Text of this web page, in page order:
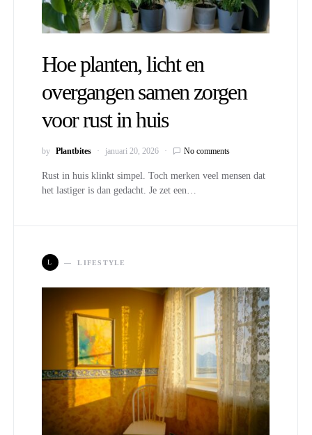
Hoe planten, licht en
overgangen samen zorgen
voor rust in huis
by Plantbites januari 20, 2026 No comments
Rust in huis klinkt simpel. Toch merken veel mensen dat
het lastiger is dan gedacht. Je zet een…
L LIFESTYLE